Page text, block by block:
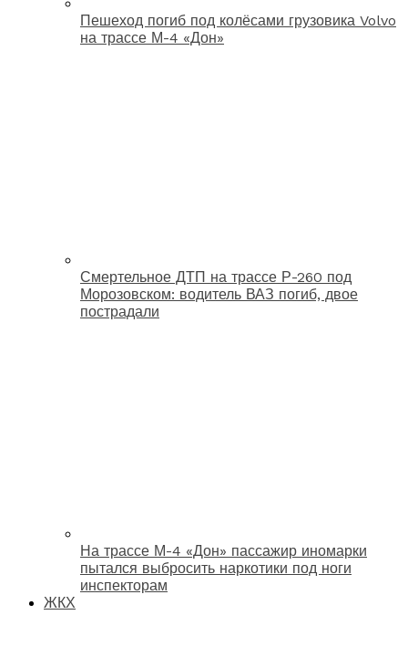
Пешеход погиб под колёсами грузовика Volvo
на трассе М-4 «Дон»
Смертельное ДТП на трассе Р-260 под
Морозовском: водитель ВАЗ погиб, двое
пострадали
На трассе М-4 «Дон» пассажир иномарки
пытался выбросить наркотики под ноги
инспекторам
ЖКХ